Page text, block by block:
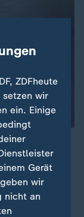
Das
wie
auf.
behandelt
ZDFheute
setzen wir
ein. Einige
Gerät
wir
nicht an